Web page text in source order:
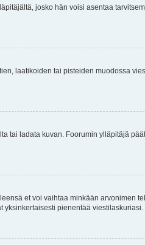
josko hän voisi asentaa
laatikoiden tai pisteiden muodossa
tai ladata kuvan. Foorumin ylläpitäjä
et voi vaihtaa minkään arvonimen
yksinkertaisesti pienentää viestilaskuriasi.